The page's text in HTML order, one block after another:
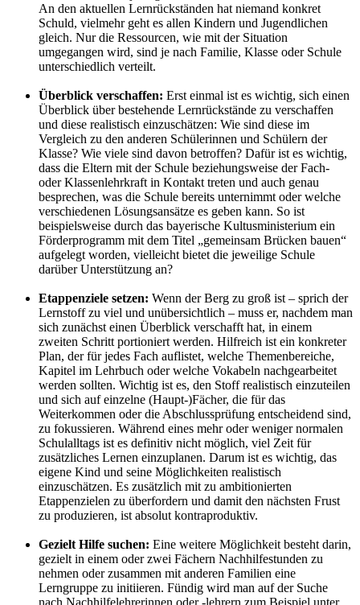
An den aktuellen Lernrückständen hat niemand konkret
Schuld, vielmehr geht es allen Kindern und Jugendlichen
gleich. Nur die Ressourcen, wie mit der Situation
umgegangen wird, sind je nach Familie, Klasse oder Schule
unterschiedlich verteilt.
Überblick verschaffen: Erst einmal ist es wichtig, sich einen
Überblick über bestehende Lernrückstände zu verschaffen
und diese realistisch einzuschätzen: Wie sind diese im
Vergleich zu den anderen Schülerinnen und Schülern der
Klasse? Wie viele sind davon betroffen? Dafür ist es wichtig,
dass die Eltern mit der Schule beziehungsweise der Fach-
oder Klassenlehrkraft in Kontakt treten und auch genau
besprechen, was die Schule bereits unternimmt oder welche
verschiedenen Lösungsansätze es geben kann. So ist
beispielsweise durch das bayerische Kultusministerium ein
Förderprogramm mit dem Titel „gemeinsam Brücken bauen“
aufgelegt worden, vielleicht bietet die jeweilige Schule
darüber Unterstützung an?
Etappenziele setzen: Wenn der Berg zu groß ist – sprich der
Lernstoff zu viel und unübersichtlich – muss er, nachdem man
sich zunächst einen Überblick verschafft hat, in einem
zweiten Schritt portioniert werden. Hilfreich ist ein konkreter
Plan, der für jedes Fach auflistet, welche Themenbereiche,
Kapitel im Lehrbuch oder welche Vokabeln nachgearbeitet
werden sollten. Wichtig ist es, den Stoff realistisch einzuteilen
und sich auf einzelne (Haupt-)Fächer, die für das
Weiterkommen oder die Abschlussprüfung entscheidend sind,
zu fokussieren. Während eines mehr oder weniger normalen
Schulalltags ist es definitiv nicht möglich, viel Zeit für
zusätzliches Lernen einzuplanen. Darum ist es wichtig, das
eigene Kind und seine Möglichkeiten realistisch
einzuschätzen. Es zusätzlich mit zu ambitionierten
Etappenzielen zu überfordern und damit den nächsten Frust
zu produzieren, ist absolut kontraproduktiv.
Gezielt Hilfe suchen: Eine weitere Möglichkeit besteht darin,
gezielt in einem oder zwei Fächern Nachhilfestunden zu
nehmen oder zusammen mit anderen Familien eine
Lerngruppe zu initiieren. Fündig wird man auf der Suche